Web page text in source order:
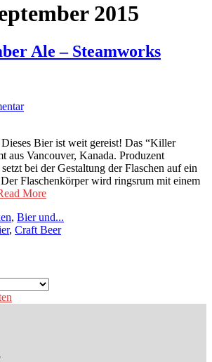
2015
Ale – Steamworks
Bier ist weit gereist! Das “Killer
aus Vancouver, Kanada. Produzent
bei der Gestaltung der Flaschen auf ein
Flaschenkörper wird ringsrum mit einem
More
, Bier und...
, Craft Beer